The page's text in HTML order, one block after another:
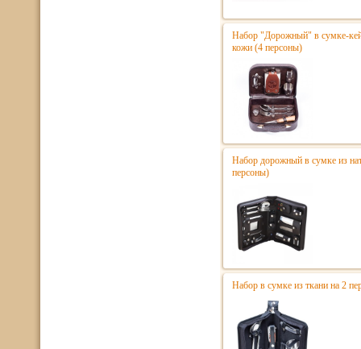
Набор "Дорожный" в сумке-
кожи (4 персоны)
Набор дорожный в сумке из
персоны)
Набор в сумке из ткани на 2